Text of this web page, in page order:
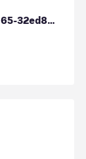
ÖAMTC/08f7535a-b519-4ef1-be65-32ed8c133204